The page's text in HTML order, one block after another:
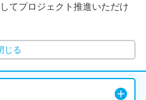
てプロジェクト推進いただけ
じる